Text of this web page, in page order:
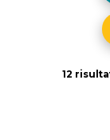
12